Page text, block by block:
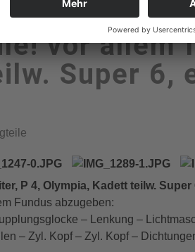
vor allem
Super 6,
P 4, Olympia, Kadett teilw. Super
Fundus abzugeben:
– Lenkung –
– Zyl. Kopf – Zyl. Kopf –